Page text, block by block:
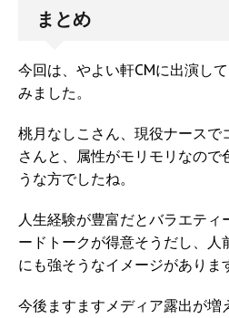
まとめ
今回は、やよい軒CMに出演し
みました。
桃月なしこさん、現役ナースで
さんと、属性がモリモリなので
うな方でしたね。
人生経験が豊富だとバラエティ
ードトークが得意そうだし、人
にも強そうなイメージがありま
今後ますますメディア露出が増